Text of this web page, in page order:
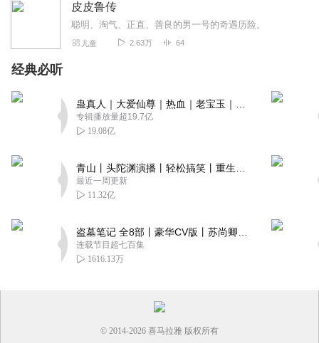
皮皮鲁传
聪明、淘气、正直、善良的男一号的奇遇历险。
儿童 2.63万 64
经典必听
专辑播放量超19.7亿
19.08亿
最近一周更新
11.32亿
连载节目超七百集
1616.13万
© 2014-2026 喜马拉雅 版权所有